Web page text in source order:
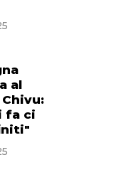
al
fa ci